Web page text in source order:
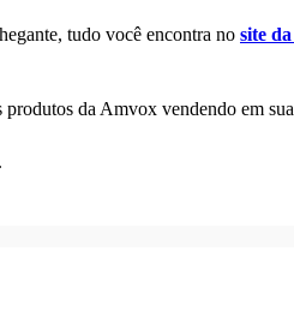
tudo você encontra no site
da Amvox vendendo em sua